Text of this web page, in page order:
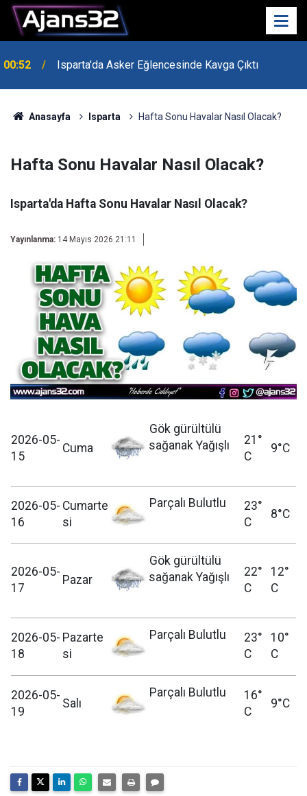
00:52 Isparta'da Asker Eğlencesinde Kavga Çıktı
21:34
Anasayfa Isparta Hafta Sonu Havalar Nasıl Olacak?
Hafta Sonu Havalar Nasıl Olacak?
Isparta'da Hafta Sonu Havalar Nasıl Olacak?
Yayınlanma: 14 Mayıs 2026 21:11
2026-05-
15
Cuma
Gök gürültülü
sağanak Yağışlı
21°
C
9°C
2026-05-
16
Cumarte
si
Parçalı Bulutlu
23°
C
8°C
2026-05-
17
Pazar
Gök gürültülü
sağanak Yağışlı
22°
C
12°
C
2026-05-
18
Pazarte
si
Parçalı Bulutlu
23°
C
10°
C
2026-05-
19
Salı
Parçalı Bulutlu
16°
C
9°C